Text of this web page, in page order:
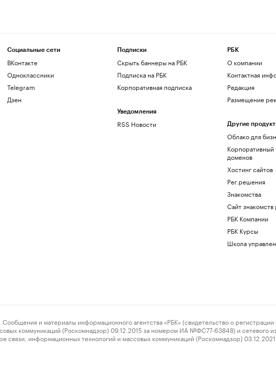
Социальные сети
ВКонтакте
Одноклассники
Telegram
Дзен
Подписки
Скрыть баннеры на РБК
Подписка на РБК
Корпоративная подписка
Уведомления
RSS Новости
РБК
О компании
Контактная
Редакция
Размещение
Другие
Облако для
Корпоративный
доменов
Хостинг сайтов
Рег.решения
Знакомства
Сайт
РБК Компании
РБК Курсы
Школа
и материалы информационного агентства «РБК» (свидетельство о регистрации
коммуникаций (Роскомнадзор) 09.12.2015 за номером ИА №ФС77-63848) и сетевого
связи, информационных технологий и массовых коммуникаций (Роскомнадзор)